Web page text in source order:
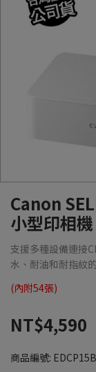
Canon
小型印相
支援多種設備連接
水、耐油和耐指紋
(內附54張)
NT$4,590
商品編號: EDCP15B